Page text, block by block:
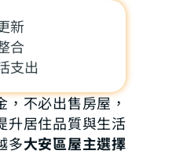
新
合
支出
不必出售房屋，
升居住品質與生活
多大安區屋主選擇